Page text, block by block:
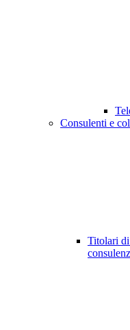
Consulenti e
Titolari